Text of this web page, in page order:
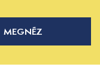
MEGNÉZ